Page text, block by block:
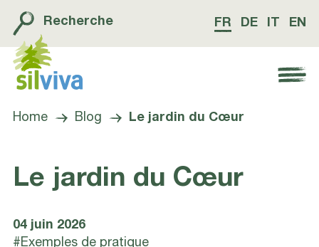
Recherche FR DE EN
Navigation öffnen bzw. schliessen
Home Blog Le jardin du Cœur
Le jardin du Cœur
04 juin 2026
#Exemples de pratique